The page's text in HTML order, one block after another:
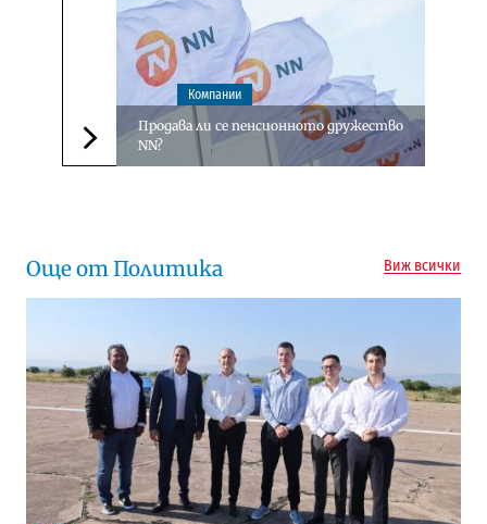
Следваща новина
Компании
Продава ли се пенсионното дружество
NN?
Още от Политика Виж всички